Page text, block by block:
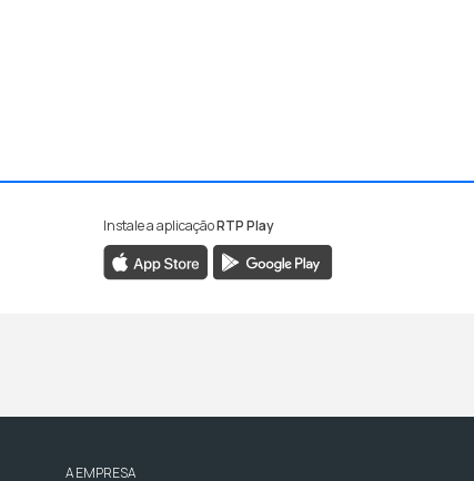
Instale a aplicaçãoRTP Play
A EMPRESA